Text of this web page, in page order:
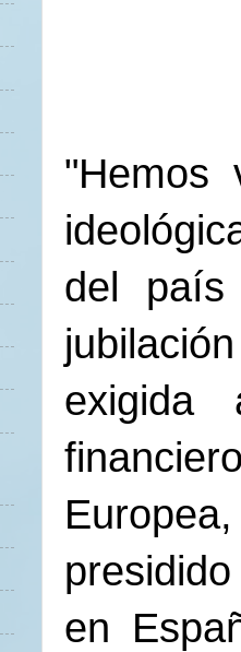
"Hemos
del
exigida
en